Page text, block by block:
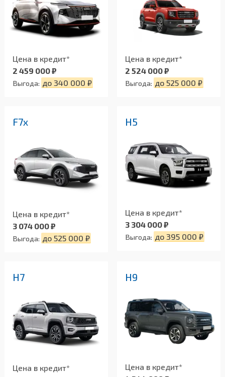
Цена в кредит*
2 459 000 ₽
Выгода: до 340 000 ₽
Цена в кредит*
2 524 000 ₽
Выгода: до 525 000 ₽
F7x
Цена в кредит*
3 074 000 ₽
Выгода: до 525 000 ₽
H5
Цена в кредит*
3 304 000 ₽
Выгода: до 395 000 ₽
H7
Цена в кредит*
H9
Цена в кредит*